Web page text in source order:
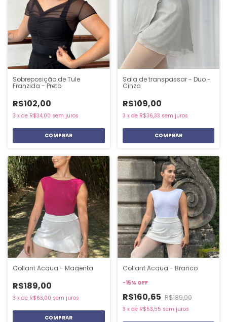
Sobreposição de Tule
Franzida - Preto
R$102,00
3 x de R$34,00 sem juros
COMPRAR
Saia de transpassar - Duo -
Cinza
R$109,00
3 x de R$36,33 sem juros
COMPRAR
Collant Acqua - Magenta
R$189,00
3 x de R$63,00 sem juros
COMPRAR
Collant Acqua - Branco
-15% OFF
R$160,65 R$189,00
3 x de R$53,55 sem juros